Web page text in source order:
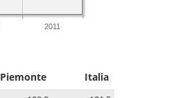
2011
Piemonte Italia